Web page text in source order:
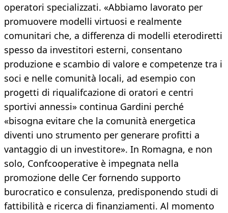
operatori specializzati. «Abbiamo lavorato per
promuovere modelli virtuosi e realmente
comunitari che, a differenza di modelli eterodiretti
spesso da investitori esterni, consentano
produzione e scambio di valore e competenze tra i
soci e nelle comunità locali, ad esempio con
progetti di riqualifcazione di oratori e centri
sportivi annessi» continua Gardini perché
«bisogna evitare che la comunità energetica
diventi uno strumento per generare profitti a
vantaggio di un investitore». In Romagna, e non
solo, Confcooperative è impegnata nella
promozione delle Cer fornendo supporto
burocratico e consulenza, predisponendo studi di
fattibilità e ricerca di finanziamenti. Al momento